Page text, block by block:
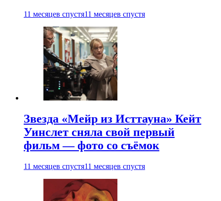
11 месяцев спустя11 месяцев спустя
Звезда «Мейр из Исттауна» Кейт
Уинслет сняла свой первый
фильм — фото со съёмок
11 месяцев спустя11 месяцев спустя